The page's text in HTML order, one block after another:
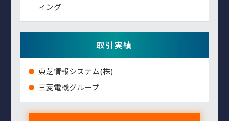
ィング
取引実績
東芝情報システム(株)
三菱電機グループ